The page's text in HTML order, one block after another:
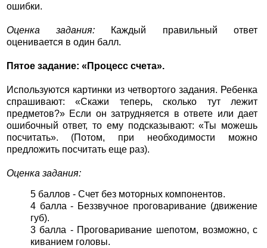
ошибки.
Оценка задания: Каждый правильный ответ
оценивается в один балл.
Пятое задание: «Процесс счета».
Используются картинки из четвортого задания. Ребенка
спрашивают: «Скажи теперь, сколько тут лежит
предметов?» Если он затрудняется в ответе или дает
ошибочный ответ, то ему подсказывают: «Ты можешь
посчитать». (Потом, при необходимости можно
предложить посчитать еще раз).
Оценка задания:
5 баллов - Счет без моторных компонентов.
4 балла - Беззвучное проговаривание (движение
губ).
3 балла - Проговаривание шепотом, возможно, с
киванием головы.